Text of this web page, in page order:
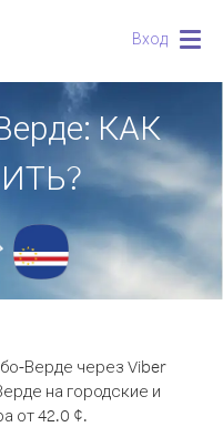
Вход
КАК
Верде через Viber
на городские и
от 42.0 ¢.